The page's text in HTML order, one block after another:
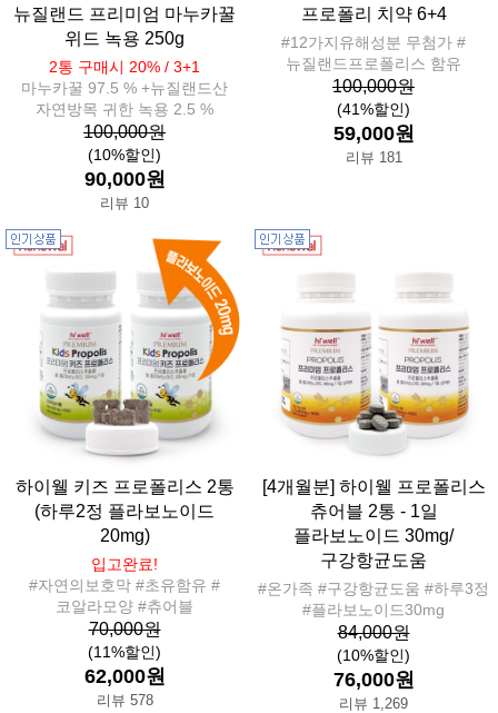
뉴질랜드 프리미엄 마누카꿀
위드 녹용 250g
2통 구매시 20% / 3+1
마누카꿀 97.5 % +뉴질랜드산
자연방목 귀한 녹용 2.5 %
100,000원
(10%할인)
90,000원
리뷰 10
프로폴리 치약 6+4
#12가지유해성분 무첨가 #
뉴질랜드프로폴리스 함유
100,000원
(41%할인)
59,000원
리뷰 181
하이웰 키즈 프로폴리스 2통
(하루2정 플라보노이드
20mg)
입고완료!
#자연의보호막 #초유함유 #
코알라모양 #츄어블
70,000원
(11%할인)
62,000원
리뷰 578
[4개월분] 하이웰 프로폴리스
츄어블 2통 - 1일
플라보노이드 30mg/
구강항균도움
#온가족 #구강항균도움 #하루3정
#플라보노이드30mg
84,000원
(10%할인)
76,000원
리뷰 1,269